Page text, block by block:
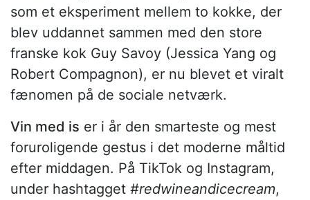
som et eksperiment mellem to kokke, der
blev uddannet sammen med den store
franske kok Guy Savoy (Jessica Yang og
Robert Compagnon), er nu blevet et viralt
fænomen på de sociale netværk.
Vin med is er i år den smarteste og mest
foruroligende gestus i det moderne måltid
efter middagen. På TikTok og Instagram,
under hashtagget #redwineandicecream,